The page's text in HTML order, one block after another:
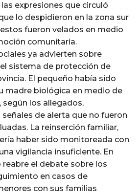
las expresiones que circuló
lo despidieron en la zona sur
fueron velados en medio
comunitaria.
ya advierten sobre
sistema de protección de
El pequeño había sido
madre biológica en medio de
según los allegados,
de alerta que no fueron
La reinserción familiar,
haber sido monitoreada con
vigilancia insuficiente. En
reabre el debate sobre los
en casos de
con sus familias